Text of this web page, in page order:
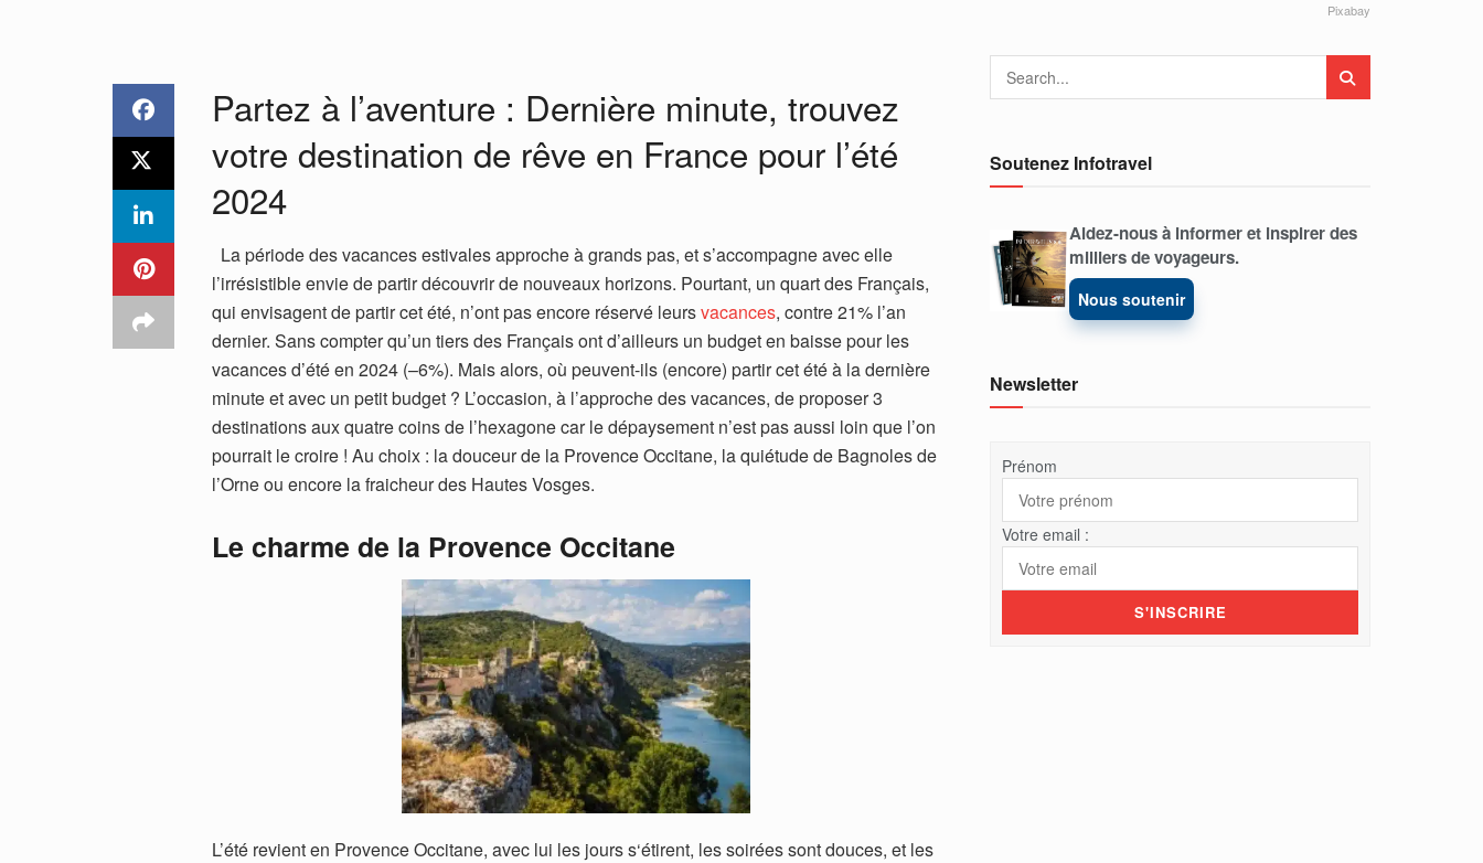
Pixabay
Partez à l’aventure : Dernière minute, trouvez
votre destination de rêve en France pour l’été
2024
La période des vacances estivales approche à grands pas, et s’accompagne avec elle
l’irrésistible envie de partir découvrir de nouveaux horizons. Pourtant, un quart des Français,
qui envisagent de partir cet été, n’ont pas encore réservé leursvacances, contre 21% l’an
dernier. Sans compter qu’un tiers des Français ont d’ailleurs un budget en baisse pour les
vacances d’été en 2024 (–6%). Mais alors, où peuvent-ils (encore) partir cet été à la dernière
minute et avec un petit budget ? L’occasion, à l’approche des vacances, de proposer 3
destinations aux quatre coins de l’hexagone car le dépaysement n’est pas aussi loin que l’on
pourrait le croire ! Au choix : la douceur de la Provence Occitane, la quiétude de Bagnoles de
l’Orne ou encore la fraicheur des Hautes Vosges.
Le charme de la Provence Occitane
L’été revient en Provence Occitane, avec lui les jours s‘étirent, les soirées sont douces, et les
Soutenez Infotravel
Aidez-nous à informer et inspirer des
milliers de voyageurs.
Nous soutenir
Newsletter
Prénom
Votre email :